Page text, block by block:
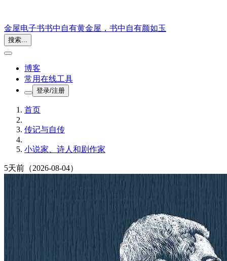
金屋电子书书中自有黄金屋，书中自有颜如玉
搜索...
博客
常用在线工具
登录/注册
首页
传记与自传
小说家、诗人和剧作家
5天前 （2026-08-04）